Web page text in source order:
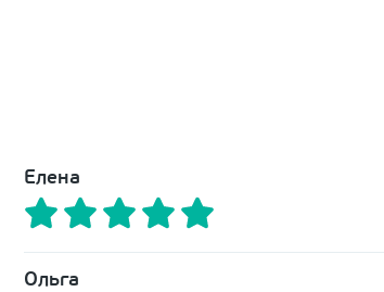
Елена
Ольга